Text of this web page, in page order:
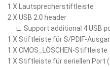
1 X Lautsprecherstiftleiste
2 X USB 2.0 header
∟ Support additional 4 USB
1 X Stiftleiste für S/PDIF-
1 X CMOS_LÖSCHEN-Stiftleiste
1 X Stiftleiste für seriellen Port